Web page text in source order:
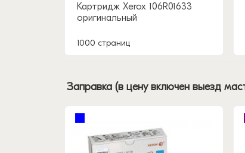
Картридж Xerox 106R01633
оригинальный
1000 страниц
Заправка (в цену включен выезд